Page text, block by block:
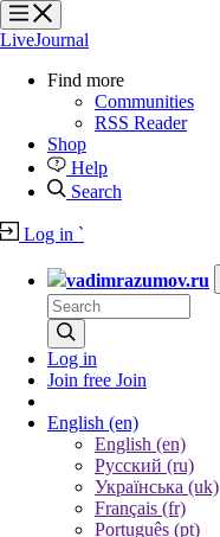
?
?
?
?
LiveJournal
Find more
Communities
RSS Reader
Shop
Help
Search
Log in `
vadimrazumov.ru
Log in
Join free Join
English (en)
English (en)
Русский (ru)
Українська (uk)
Français (fr)
Português (pt)